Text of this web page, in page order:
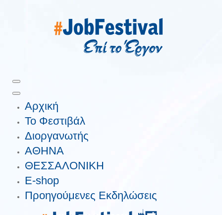
Αρχική
Το Φεστιβάλ
Διοργανωτής
ΑΘΗΝΑ
ΘΕΣΣΑΛΟΝΙΚΗ
E-shop
Προηγούμενες Εκδηλώσεις